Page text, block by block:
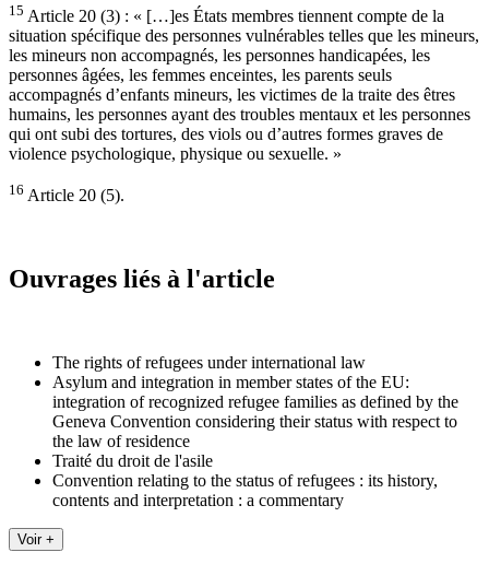
15 Article 20 (3) : « […]es États membres tiennent compte de la
situation spécifique des personnes vulnérables telles que les mineurs,
les mineurs non accompagnés, les personnes handicapées, les
personnes âgées, les femmes enceintes, les parents seuls
accompagnés d’enfants mineurs, les victimes de la traite des êtres
humains, les personnes ayant des troubles mentaux et les personnes
qui ont subi des tortures, des viols ou d’autres formes graves de
violence psychologique, physique ou sexuelle. »
16 Article 20 (5).
Ouvrages liés à l'article
The rights of refugees under international law
Asylum and integration in member states of the EU:
integration of recognized refugee families as defined by the
Geneva Convention considering their status with respect to
the law of residence
Traité du droit de l'asile
Convention relating to the status of refugees : its history,
contents and interpretation : a commentary